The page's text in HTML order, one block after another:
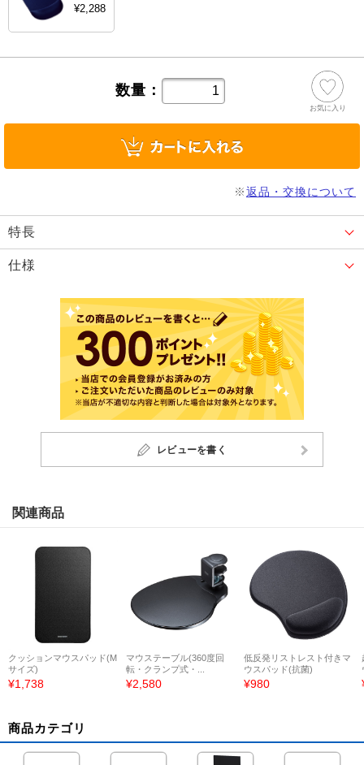
¥2,288
数量：
お気に入り
※返品・交換について
特長
仕様
レビューを書く
関連商品
クッションマウスパッド(M
サイズ)
¥1,738
マウステーブル(360度回
転・クランプ式・...
¥2,580
低反発リストレスト付きマ
ウスパッド(抗菌)
¥980
商品カテゴリ